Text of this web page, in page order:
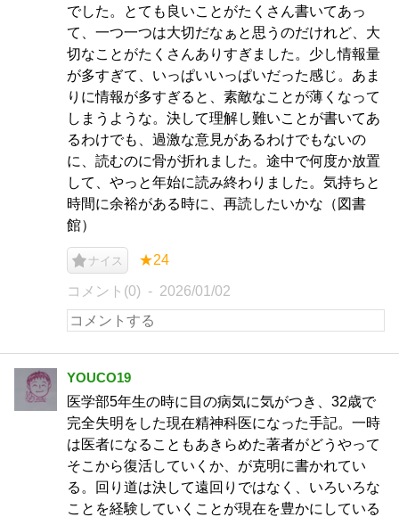
でした。とても良いことがたくさん書いてあっ
て、一つ一つは大切だなぁと思うのだけれど、大
切なことがたくさんありすぎました。少し情報量
が多すぎて、いっぱいいっぱいだった感じ。あま
りに情報が多すぎると、素敵なことが薄くなって
しまうような。決して理解し難いことが書いてあ
るわけでも、過激な意見があるわけでもないの
に、読むのに骨が折れました。途中で何度か放置
して、やっと年始に読み終わりました。気持ちと
時間に余裕がある時に、再読したいかな（図書
館）
ナイス ★24
コメント(0) 2026/01/02
YOUCO19
医学部5年生の時に目の病気に気がつき、32歳で
完全失明をした現在精神科医になった手記。一時
は医者になることもあきらめた著者がどうやって
そこから復活していくか、が克明に書かれてい
る。回り道は決して遠回りではなく、いろいろな
ことを経験していくことが現在を豊かにしている